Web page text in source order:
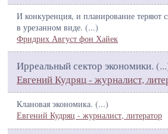
И конкуренция, и планирование теряют
в урезанном виде. (...)
Фридрих Август фон Хайек
Ирреальный сектор экономики. (...
Евгений Кудряц - журналист,
Клановая экономика. (...)
Евгений Кудряц - журналист, литератор